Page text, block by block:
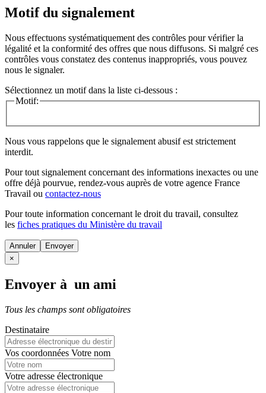
Motif du signalement
Nous effectuons systématiquement des contrôles pour vérifier la
légalité et la conformité des offres que nous diffusons. Si malgré ces
contrôles vous constatez des contenus inappropriés, vous pouvez
nous le signaler.
Sélectionnez un motif dans la liste ci-dessous :
Motif:
Nous vous rappelons que le signalement abusif est strictement
interdit.
Pour tout signalement concernant des informations inexactes ou une
offre déjà pourvue, rendez-vous auprès de votre agence France
Travail ou contactez-nous
Pour toute information concernant le droit du travail, consultez
les fiches pratiques du Ministère du travail
Annuler
×
Envoyer à un ami
Tous les champs sont obligatoires
Destinataire
Vos coordonnées Votre nom
Votre adresse électronique